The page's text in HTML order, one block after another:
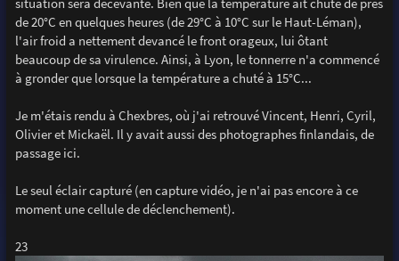
de 20°C en quelques heures (de 29°C à 10°C sur le Haut-Léman),
l'air froid a nettement devancé le front orageux, lui ôtant
beaucoup de sa virulence. Ainsi, à Lyon, le tonnerre n'a commencé
à gronder que lorsque la température a chuté à 15°C...
Je m'étais rendu à Chexbres, où j'ai retrouvé Vincent, Henri, Cyril,
Olivier et Mickaël. Il y avait aussi des photographes finlandais, de
passage ici.
Le seul éclair capturé (en capture vidéo, je n'ai pas encore à ce
moment une cellule de déclenchement).
23